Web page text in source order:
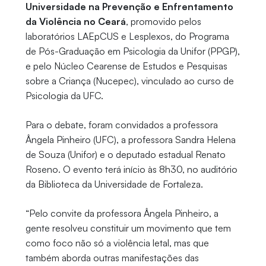
Universidade na Prevenção e Enfrentamento
da Violência no Ceará, promovido pelos
laboratórios LAEpCUS e Lesplexos, do Programa
de Pós-Graduação em Psicologia da Unifor (PPGP),
e pelo Núcleo Cearense de Estudos e Pesquisas
sobre a Criança (Nucepec), vinculado ao curso de
Psicologia da UFC.
Para o debate, foram convidados a professora
Ângela Pinheiro (UFC), a professora Sandra Helena
de Souza (Unifor) e o deputado estadual Renato
Roseno. O evento terá início às 8h30, no auditório
da Biblioteca da Universidade de Fortaleza.
“Pelo convite da professora Ângela Pinheiro, a
gente resolveu constituir um movimento que tem
como foco não só a violência letal, mas que
também aborda outras manifestações das